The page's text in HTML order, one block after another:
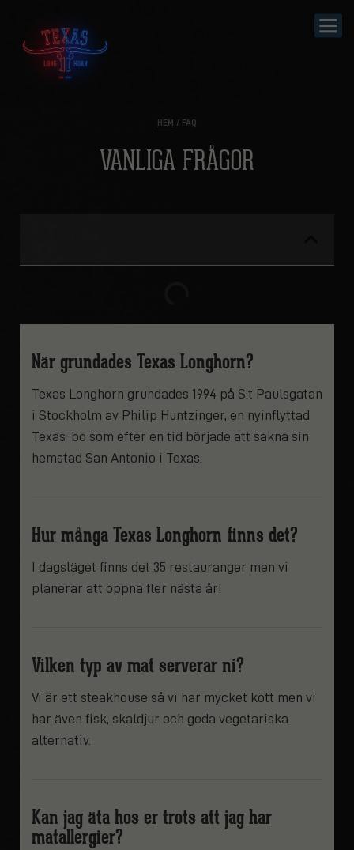
HEM / FAQ
VANLIGA FRÅGOR​
När grundades Texas Longhorn?
Texas Longhorn grundades 1994 på S:t Paulsgatan
i Stockholm av Philip Huntzinger, en nyinflyttad
Texas-bo som efter en tid började att sakna sin
hemstad San Antonio i Texas.
Hur många Texas Longhorn finns det?
I dagsläget finns det 35 restauranger men vi
planerar att öppna fler nästa år!
Vilken typ av mat serverar ni?
Vi är ett steakhouse så vi har mycket kött men vi
har även fisk, skaldjur och goda vegetariska
alternativ.
Kan jag äta hos er trots att jag har
matallergier?